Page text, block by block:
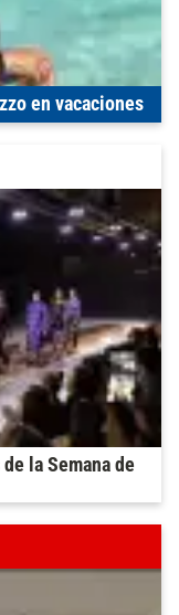
en vacaciones
la Semana de